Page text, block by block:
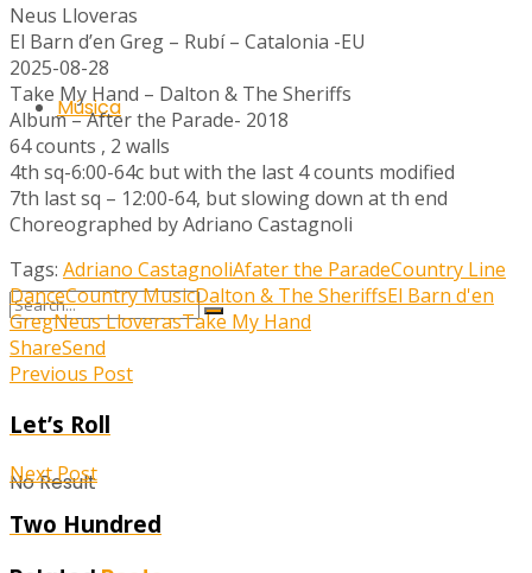
Música
No Result
Neus Lloveras
El Barn d’en Greg – Rubí – Catalonia -EU
2025-08-28
Take My Hand – Dalton & The Sheriffs
Album – After the Parade- 2018
64 counts , 2 walls
4th sq-6:00-64c but with the last 4 counts modified
7th last sq – 12:00-64, but slowing down at th end
Choreographed by Adriano Castagnoli
Tags: Adriano CastagnoliAfater the ParadeCountry Line
DanceCountry MusicDalton & The SheriffsEl Barn d'en
GregNeus LloverasTake My Hand
ShareSend
Previous Post
Let’s Roll
Next Post
Two Hundred